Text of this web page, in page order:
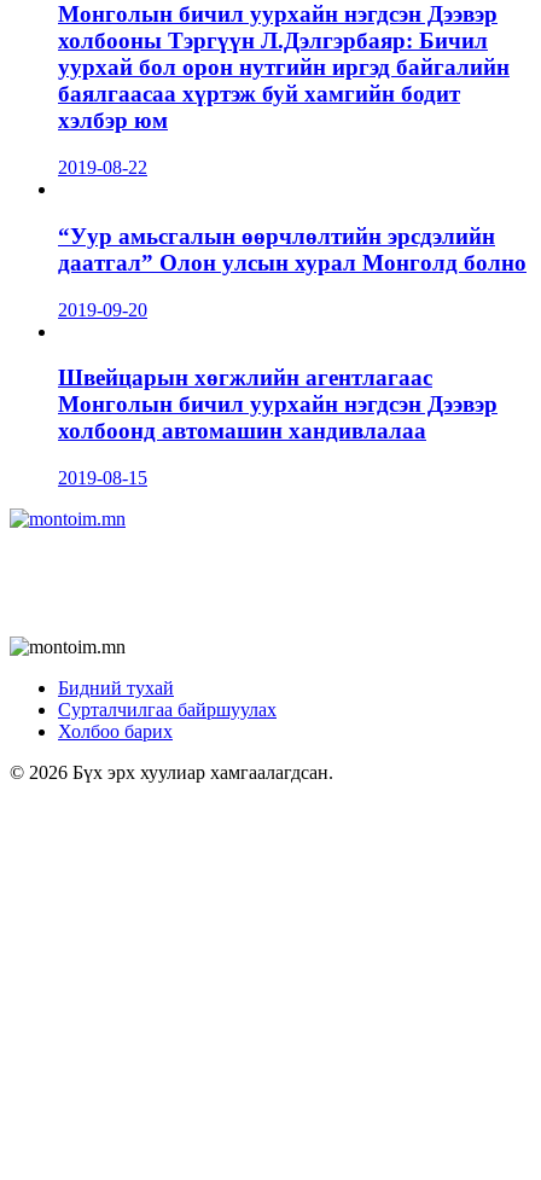
Монголын бичил уурхайн нэгдсэн Дээвэр
холбооны Тэргүүн Л.Дэлгэрбаяр: Бичил
уурхай бол орон нутгийн иргэд байгалийн
баялгаасаа хүртэж буй хамгийн бодит
хэлбэр юм
2019-08-22
“Уур амьсгалын өөрчлөлтийн эрсдэлийн
даатгал” Олон улсын хурал Монголд болно
2019-09-20
Швейцарын хөгжлийн агентлагаас
Монголын бичил уурхайн нэгдсэн Дээвэр
холбоонд автомашин хандивлалаа
2019-08-15
Бидний тухай
Сурталчилгаа байршуулах
Холбоо барих
© 2026 Бүх эрх хуулиар хамгаалагдсан.